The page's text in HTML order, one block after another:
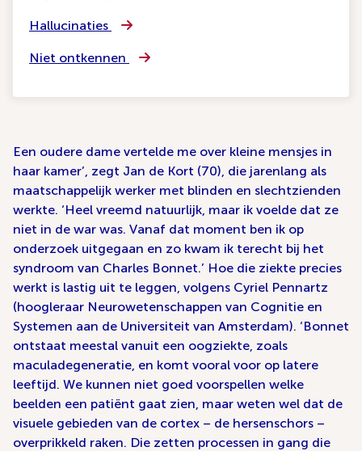
Hallucinaties
Niet ontkennen
Een oudere dame vertelde me over kleine mensjes in
haar kamer’, zegt Jan de Kort (70), die jarenlang als
maatschappelijk werker met blinden en slechtzienden
werkte. ‘Heel vreemd natuurlijk, maar ik voelde dat ze
niet in de war was. Vanaf dat moment ben ik op
onderzoek uitgegaan en zo kwam ik terecht bij het
syndroom van Charles Bonnet.’ Hoe die ziekte precies
werkt is lastig uit te leggen, volgens Cyriel Pennartz
(hoogleraar Neurowetenschappen van Cognitie en
Systemen aan de Universiteit van Amsterdam). ‘Bonnet
ontstaat meestal vanuit een oogziekte, zoals
maculadegeneratie, en komt vooral voor op latere
leeftijd. We kunnen niet goed voorspellen welke
beelden een patiënt gaat zien, maar weten wel dat de
visuele gebieden van de cortex – de hersenschors –
overprikkeld raken. Die zetten processen in gang die